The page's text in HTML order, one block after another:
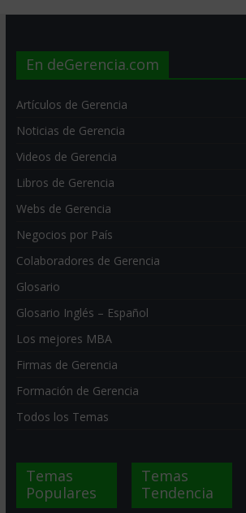
En deGerencia.com
Artículos de Gerencia
Noticias de Gerencia
Videos de Gerencia
Libros de Gerencia
Webs de Gerencia
Negocios por País
Colaboradores de Gerencia
Glosario
Glosario Inglés – Español
Los mejores MBA
Firmas de Gerencia
Formación de Gerencia
Todos los Temas
Temas
Populares
Temas
Tendencia